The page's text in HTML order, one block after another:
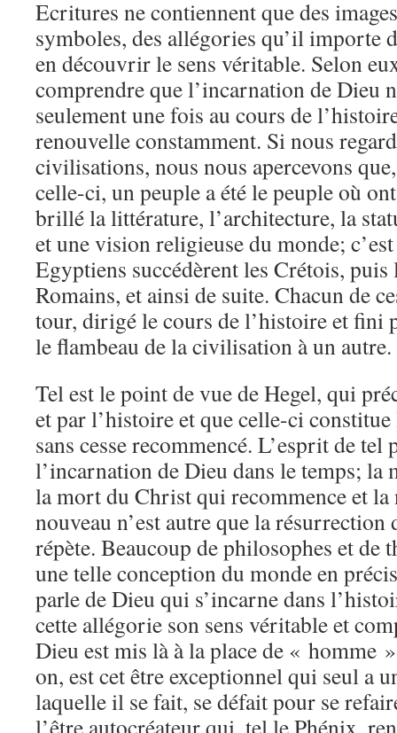
Ecritures ne contiennent que des
symboles, des allégories qu’il importe
en découvrir le sens véritable. Selon
comprendre que l’incarnation de Dieu
seulement une fois au cours de
renouvelle constamment. Si nous
civilisations, nous nous apercevons
celle-ci, un peuple a été le peuple où
brillé la littérature, l’architecture, la
et une vision religieuse du monde;
Egyptiens succédèrent les Crétois, puis
Romains, et ainsi de suite. Chacun de
tour, dirigé le cours de l’histoire et fini
le flambeau de la civilisation à un autre.
Tel est le point de vue de Hegel, qui
et par l’histoire et que celle-ci
sans cesse recommencé. L’esprit de tel
l’incarnation de Dieu dans le temps; la
la mort du Christ qui recommence et la
nouveau n’est autre que la résurrection
répète. Beaucoup de philosophes et de
une telle conception du monde en
parle de Dieu qui s’incarne dans
cette allégorie son sens véritable et
Dieu est mis là à la place de « homme
on, est cet être exceptionnel qui seul a
laquelle il se fait, se défait pour se
l’être autocréateur qui, tel le Phénix,